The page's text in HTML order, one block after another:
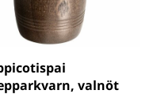
valnöt